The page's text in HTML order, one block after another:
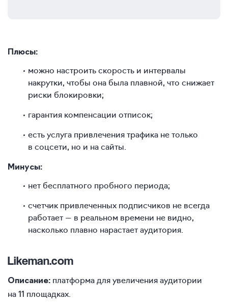
Плюсы:
можно настроить скорость и интервалы
накрутки, чтобы она была плавной, что снижает
риски блокировки;
гарантия компенсации отписок;
есть услуга привлечения трафика не только
в соцсети, но и на сайты.
Минусы:
нет бесплатного пробного периода;
счетчик привлеченных подписчиков не всегда
работает — в реальном времени не видно,
насколько плавно нарастает аудитория.
Likeman.com
Описание: платформа для увеличения аудитории
на 11 площадках.